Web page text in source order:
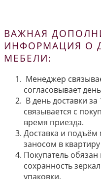
ВАЖНАЯ
ИНФОРМАЦИЯ О
МЕБЕЛИ:
Менеджер
согласовывает
В день доставки
связывается с
время приезда.
Доставка и подъём
заносом в
Покупатель
сохранность
упаковки.